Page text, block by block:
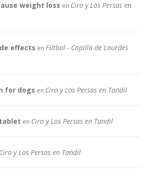
weight loss en Ciro y Los Persas en
effects en Fútbol - Capilla de Lourdes
for dogs en Ciro y Los Persas en Tandil
en Ciro y Los Persas en Tandil
Ciro y Los Persas en Tandil